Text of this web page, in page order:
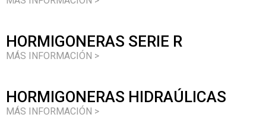
HORMIGONERAS SERIE R
MÁS INFORMACIÓN >
HORMIGONERAS HIDRAÚLICAS
MÁS INFORMACIÓN >